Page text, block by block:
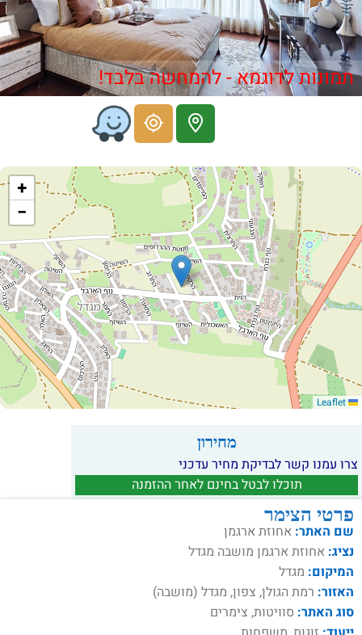
תמונות לדוגמא - להמחשה בלבד!
+
−
מחירון
צרו עמנו קשר לבדיקת מחיר עדכני
תוכלו לבטל בחינם לאחר ההזמנה
פרטי הצימר
שם האתר: אחוזת ארגמן
נציג: אחוזת ארגמן מושבה מגדל
המיקום: מגדל
האזור: רמת הגולן, צפון, מגדל (מושבה)
סוג האתר: סוויטות, צימרים